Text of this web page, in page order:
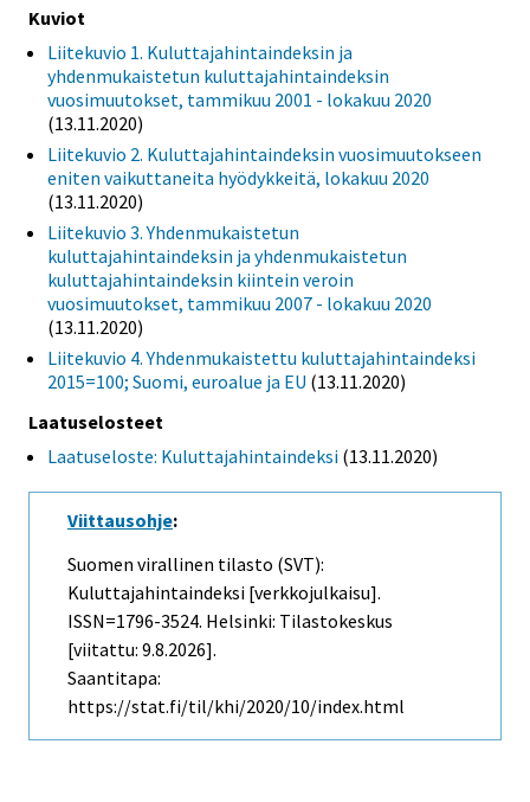
Kuviot
Liitekuvio 1. Kuluttajahintaindeksin ja
yhdenmukaistetun kuluttajahintaindeksin
vuosimuutokset, tammikuu 2001 - lokakuu 2020
(13.11.2020)
Liitekuvio 2. Kuluttajahintaindeksin vuosimuutokseen
eniten vaikuttaneita hyödykkeitä, lokakuu 2020
(13.11.2020)
Liitekuvio 3. Yhdenmukaistetun
kuluttajahintaindeksin ja yhdenmukaistetun
kuluttajahintaindeksin kiintein veroin
vuosimuutokset, tammikuu 2007 - lokakuu 2020
(13.11.2020)
Liitekuvio 4. Yhdenmukaistettu kuluttajahintaindeksi
2015=100; Suomi, euroalue ja EU (13.11.2020)
Laatuselosteet
Laatuseloste: Kuluttajahintaindeksi (13.11.2020)
Viittausohje:
Suomen virallinen tilasto (SVT):
Kuluttajahintaindeksi [verkkojulkaisu].
ISSN=1796-3524. Helsinki: Tilastokeskus
[viitattu: 9.8.2026].
Saantitapa:
https://stat.fi/til/khi/2020/10/index.html